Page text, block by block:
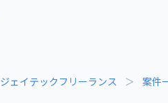
ジェイテックフリーランス ＞ 案件